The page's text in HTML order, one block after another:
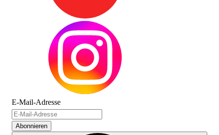
E-Mail-Adresse
Abonnieren